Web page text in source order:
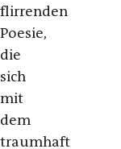
flirrenden
Poesie,
die
sich
mit
dem
traumhaft